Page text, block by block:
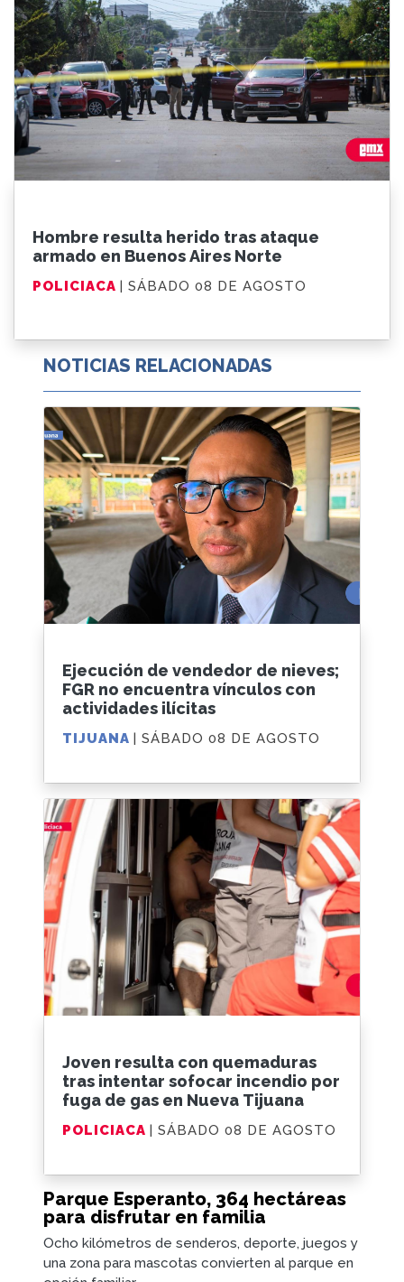
Hombre resulta herido tras ataque
armado en Buenos Aires Norte
POLICIACA | SÁBADO 08 DE AGOSTO
NOTICIAS RELACIONADAS
Parque Esperanto, 364 hectáreas
para disfrutar en familia
Ocho kilómetros de senderos, deporte, juegos y
una zona para mascotas convierten al parque en
Ejecución de vendedor de nieves;
FGR no encuentra vínculos con
actividades ilícitas
TIJUANA | SÁBADO 08 DE AGOSTO
Joven resulta con quemaduras
tras intentar sofocar incendio por
fuga de gas en Nueva Tijuana
POLICIACA | SÁBADO 08 DE AGOSTO